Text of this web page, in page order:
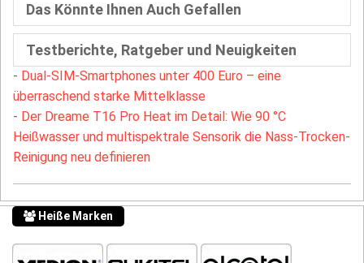
Das Könnte Ihnen Auch Gefallen
Testberichte, Ratgeber und Neuigkeiten
- Dual-SIM-Smartphones unter 400 Euro – eine
überraschend starke Mittelklasse
- Der Dreame T16 Pro Heat im Detail: Wie 90 °C
Heißwasser und multispektrale Sensorik die Nass-Trocken-
Reinigung neu definieren
Heiße Marken